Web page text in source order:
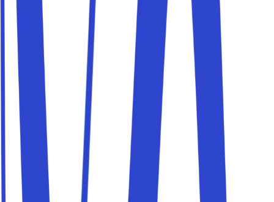
Details
Parkito in Via Arcangelo Corelli, 78
Details
Parkito in via Elio Gabbuggiani, 2/4
Details
Parkito in Via Aretina, 167/M
Details
Parkito in Viale Calatafimi 10